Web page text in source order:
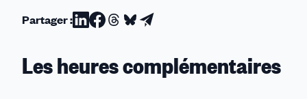
Partager :Partager
Linkedin
Partager
Facebook
Partager
Threads
Partager
Bluesky
Partager
email
Les heures complémentaires